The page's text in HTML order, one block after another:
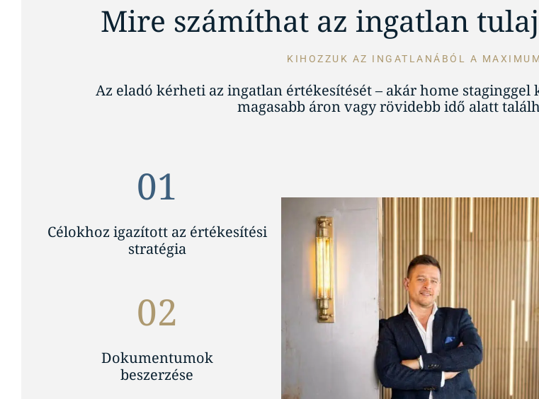
Mire számíthat az ingatlan
KIHOZZUK AZ INGATLANÁBÓL A
Az eladó kérheti az ingatlan értékesítését – akár home staginggel
magasabb áron vagy rövidebb idő alatt
01
Célokhoz igazított az értékesítési
stratégia
02
Dokumentumok
beszerzése